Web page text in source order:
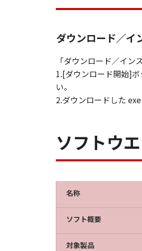
(3) キヤノン
様の唯一の救
お客様は、日
間接に輸出
(1) 本契約は
(3) キヤノン
(4) お客様は
準拠法
U.S.
The
software"
with 48
Software
8501, Japan.
ダウンロード／イ
「ダウンロード／イン
1.[ダウンロード開始]
い。
2.ダウンロードした
ソフトウ
名称
ソフト概要
対象製品